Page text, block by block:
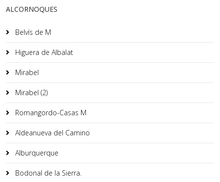
ALCORNOQUES
Belvís de M
Higuera de Albalat
Mirabel
Mirabel (2)
Romangordo-Casas M
Aldeanueva del Camino
Alburquerque
Bodonal de la Sierra.